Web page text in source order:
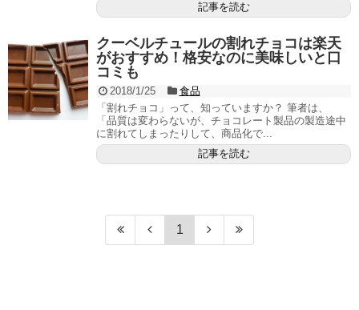
記事を読む
クーベルチュールの割れチョコは楽天
がおすすめ！格安なのに美味しいと口
コミも
2018/1/25
食品
「割れチョコ」って、知っていますか？ 筆者は、
「品質は変わらないが、チョコレート製品の製造途中
に割れてしまったりして、商品化で...
記事を読む
1